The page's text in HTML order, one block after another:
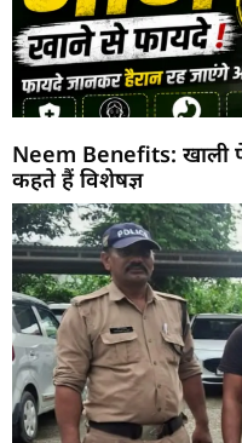
Neem Benefits: खाली
कहते हैं विशेषज्ञ